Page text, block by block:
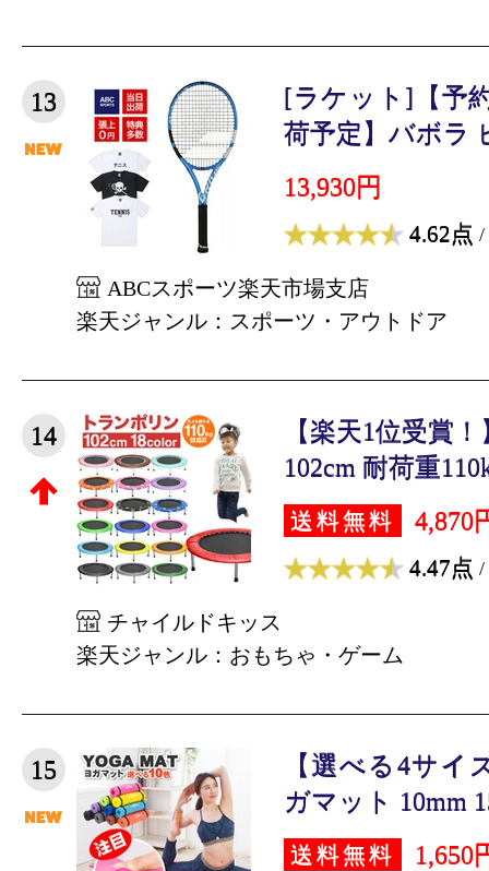
13
[ラケット]【予
荷予定】バボラ
13,930円
4.62点 /
ABCスポーツ楽天市場支店
楽天ジャンル：スポーツ・アウトドア
14
【楽天1位受賞
102cm 耐荷重
送料無料 4,870
4.47点 /
チャイルドキッス
楽天ジャンル：おもちゃ・ゲーム
15
【選べる4サイ
ガマット 10mm
送料無料 1,650